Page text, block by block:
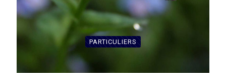
PARTICULIERS